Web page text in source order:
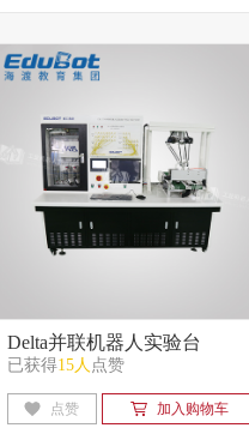
Delta并联机器人实验台
已获得15人 点赞
点赞 加入购物车